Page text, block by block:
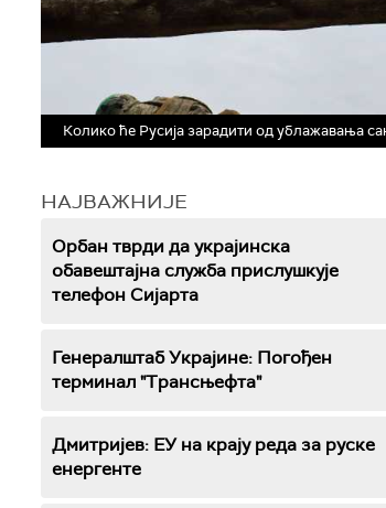
Колико ће Русија зарадити од ублажавања
НАЈВАЖНИЈЕ
Орбан тврди да украјинска
обавештајна служба прислушкује
телефон Сијарта
Генералштаб Украјине: Погођен
терминал "Трансњефта"
Дмитријев: ЕУ на крају реда за руске
енергенте